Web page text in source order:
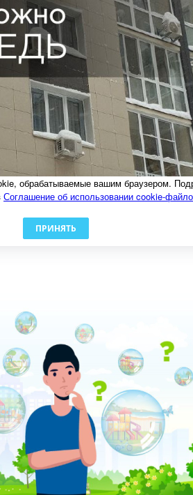
обрабатываемые вашим браузером.
Соглашение об использовании cookie-
ПРИНЯТЬ